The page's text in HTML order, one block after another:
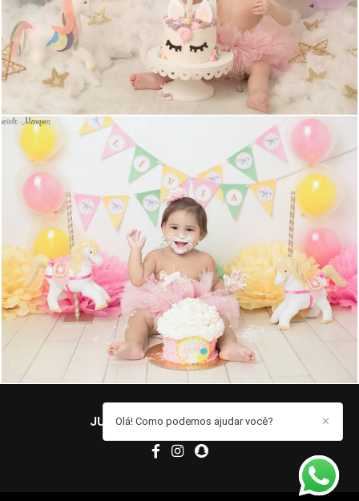
1494 9
1503 0
JUCIELE MARQUES/ CONTATO ✕
Olá! Como podemos ajudar você?